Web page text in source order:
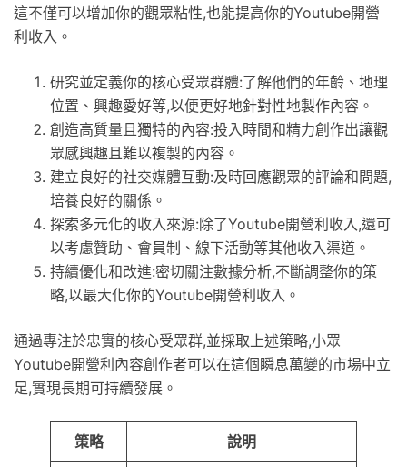
這不僅可以增加你的觀眾粘性,也能提高你的Youtube開營
利收入。
研究並定義你的核心受眾群體:了解他們的年齡、地理
位置、興趣愛好等,以便更好地針對性地製作內容。
創造高質量且獨特的內容:投入時間和精力創作出讓觀
眾感興趣且難以複製的內容。
建立良好的社交媒體互動:及時回應觀眾的評論和問題,
培養良好的關係。
探索多元化的收入來源:除了Youtube開營利收入,還可
以考慮贊助、會員制、線下活動等其他收入渠道。
持續優化和改進:密切關注數據分析,不斷調整你的策
略,以最大化你的Youtube開營利收入。
通過專注於忠實的核心受眾群,並採取上述策略,小眾
Youtube開營利內容創作者可以在這個瞬息萬變的市場中立
足,實現長期可持續發展。
策略 說明